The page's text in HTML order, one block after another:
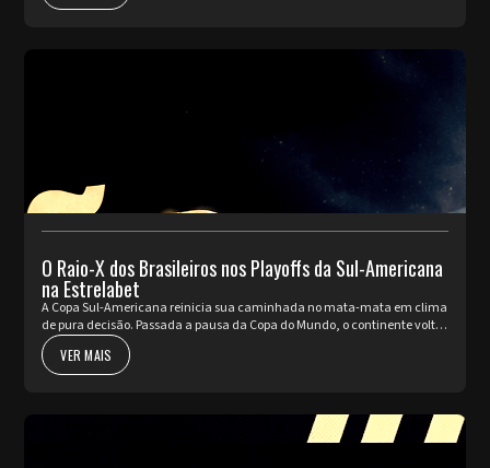
O Raio-X dos Brasileiros nos Playoffs da Sul-Americana
na Estrelabet
A Copa Sul-Americana reinicia sua caminhada no mata-mata em clima
de pura decisão. Passada a pausa da Copa do Mundo, o continente volta
a pulsar com as partidas de ida da fase de Playoffs. Quatro rep...
VER MAIS